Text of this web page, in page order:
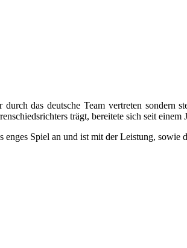
das deutsche Team vertreten sondern
trägt, bereitete sich seit einem
Spiel an und ist mit der Leistung, sowie